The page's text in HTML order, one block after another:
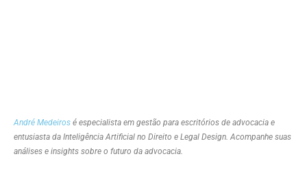
André Medeiros é especialista em gestão para escritórios de advocacia e
entusiasta da Inteligência Artificial no Direito e Legal Design. Acompanhe suas
análises e insights sobre o futuro da advocacia.